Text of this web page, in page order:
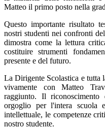
Matteo il primo posto nella
Questo importante risultato
nostri studenti nei confronti
dimostra come la lettura
costituire strumenti
presente e del futuro.
La Dirigente Scolastica e tutta
vivamente con Matteo
raggiunto. Il
orgoglio per l'intera scuola
intellettuale, le competenze
nostro studente.